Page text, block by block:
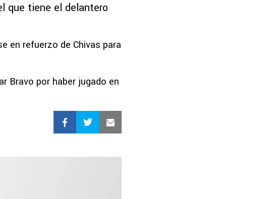
que tiene el delantero
en refuerzo de Chivas para
Bravo por haber jugado en